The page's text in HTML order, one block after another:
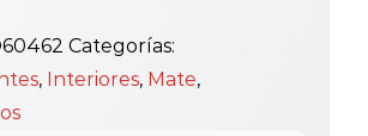
Categorías:
, Interiores, Mate,